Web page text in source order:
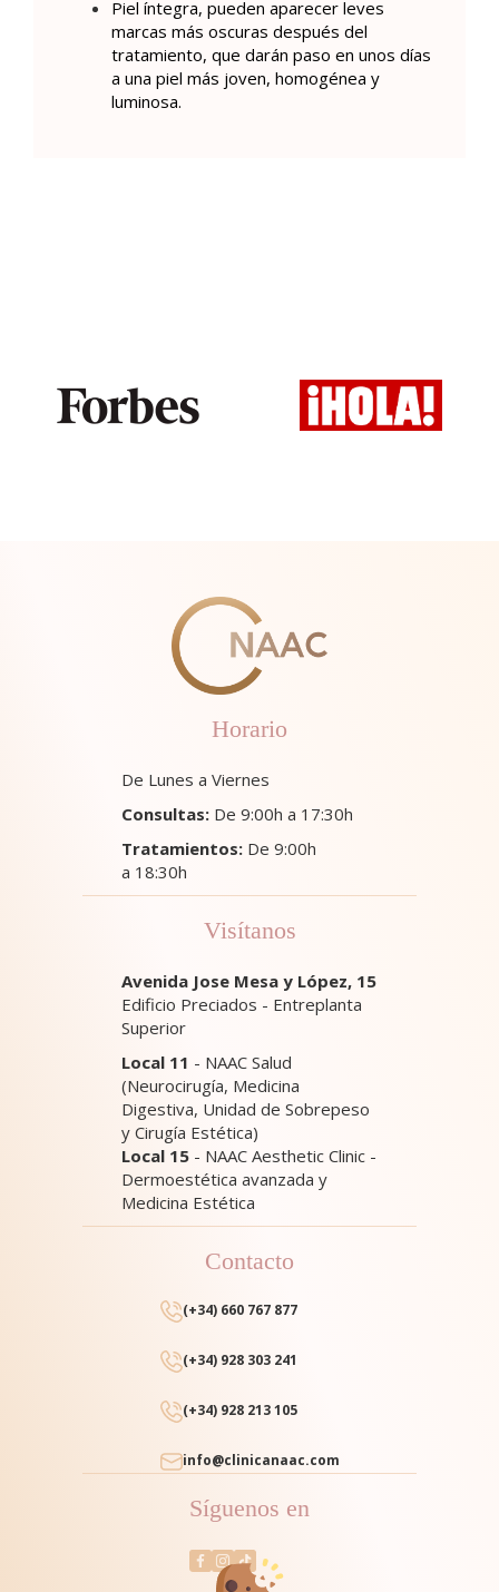
Piel íntegra, pueden aparecer leves
marcas más oscuras después del
tratamiento, que darán paso en unos días
a una piel más joven, homogénea y
luminosa.
Horario
De Lunes a Viernes
Consultas: De 9:00h a 17:30h
Tratamientos: De 9:00h
a 18:30h
Visítanos
Avenida Jose Mesa y López, 15
Edificio Preciados - Entreplanta
Superior
Local 11 - NAAC Salud
(Neurocirugía, Medicina
Digestiva, Unidad de Sobrepeso
y Cirugía Estética)
Local 15 - NAAC Aesthetic Clinic -
Dermoestética avanzada y
Medicina Estética
Contacto
(+34) 660 767 877
(+34) 928 303 241
(+34) 928 213 105
info@clinicanaac.com
Síguenos en